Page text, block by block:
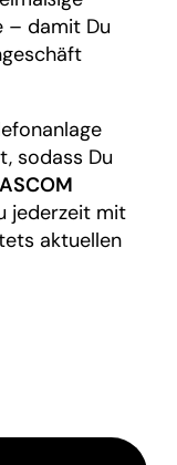
– damit Du
sodass Du
jederzeit mit
aktuellen